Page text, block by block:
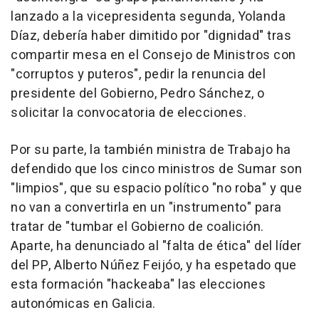
lanzado a la vicepresidenta segunda, Yolanda
Díaz, debería haber dimitido por "dignidad" tras
compartir mesa en el Consejo de Ministros con
"corruptos y puteros", pedir la renuncia del
presidente del Gobierno, Pedro Sánchez, o
solicitar la convocatoria de elecciones.
Por su parte, la también ministra de Trabajo ha
defendido que los cinco ministros de Sumar son
"limpios", que su espacio político "no roba" y que
no van a convertirla en un "instrumento" para
tratar de "tumbar el Gobierno de coalición.
Aparte, ha denunciado al "falta de ética" del líder
del PP, Alberto Núñez Feijóo, y ha espetado que
esta formación "hackeaba" las elecciones
autonómicas en Galicia.